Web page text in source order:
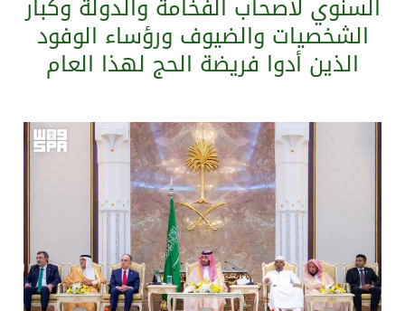
المملكة تؤكد أهمية استمرارية العمليات التشغيلية البحرية وضمان حماية إمدادات الطاقة وسلاسل الإمداد
المحكمة العليا غدٍ الخميس هو المكمل لشهر رمضان
الشخصيات والضيوف ورؤساء الوفود
الذين أدوا فريضة الحج لهذا العام